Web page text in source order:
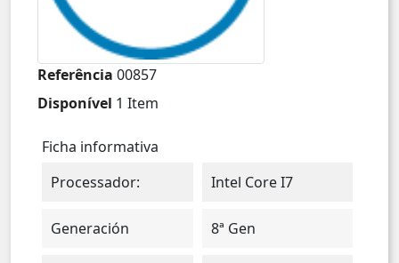
Referência 00857
Disponível 1 Item
Ficha informativa
Processador:
Intel Core I7
Generación 8ª Gen